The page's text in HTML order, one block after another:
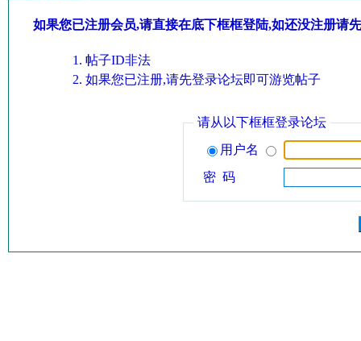
如果您已注册会员,请直接在底下框框登陆,如还没注册请
帖子ID非法
如果您已注册,请先登录论坛即可游览帖子
请从以下框框登录论坛
用户名
密 码